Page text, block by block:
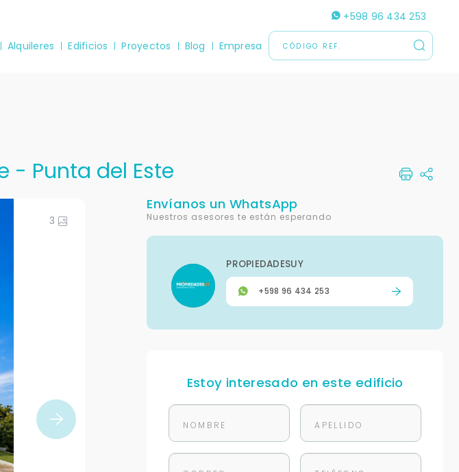
+598 96 434 253
Alquileres Edificios Proyectos Blog Empresa
- Punta del Este
3
Envíanos un WhatsApp
Nuestros asesores te están esperando
PROPIEDADESUY
+598 96 434 253
Estoy interesado en este edificio